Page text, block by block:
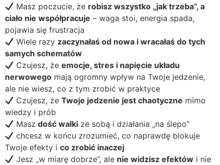
Masz poczucie, że robisz wszystko „jak trzeba”, a
ciało nie współpracuje – waga stoi, energia spada,
pojawia się frustracja
Wiele razy zaczynałaś od nowa i wracałaś do tych
samych schematów
Czujesz, żeemocje, stres i napięcie układu
nerwowego mają ogromny wpływ na Twoje jedzenie,
ale nie wiesz, co z tym zrobić w praktyce
Czujesz, żeTwoje jedzenie jest chaotyczne mimo
wiedzy i prób
Masz dość walki ze sobą i działania „na ślepo”
chcesz w końcu zrozumieć, co naprawdę blokuje
Twoje efekty i co zrobić inaczej
Jesz „w miarę dobrze”, ale nie widzisz efektów i nie